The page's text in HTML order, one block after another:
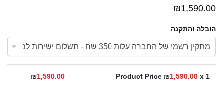
₪1,590.00
הובלה והתקנה
Product Price ₪1,590.00 x 1
₪1,590.00